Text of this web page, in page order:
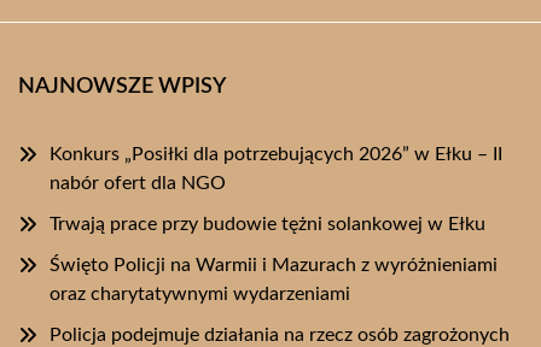
NAJNOWSZE WPISY
Konkurs „Posiłki dla potrzebujących 2026” w Ełku – II
nabór ofert dla NGO
Trwają prace przy budowie tężni solankowej w Ełku
Święto Policji na Warmii i Mazurach z wyróżnieniami
oraz charytatywnymi wydarzeniami
Policja podejmuje działania na rzecz osób zagrożonych